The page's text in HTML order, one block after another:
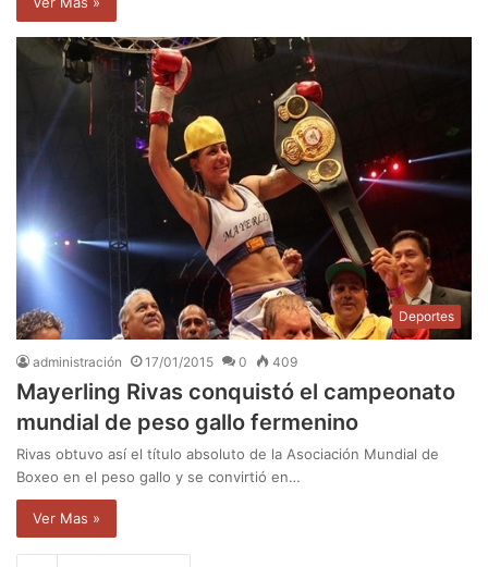
Deportes
administración 17/01/2015 0 409
Mayerling Rivas conquistó el campeonato
mundial de peso gallo fermenino
Rivas obtuvo así el título absoluto de la Asociación Mundial de
Boxeo en el peso gallo y se convirtió en…
Ver Mas »